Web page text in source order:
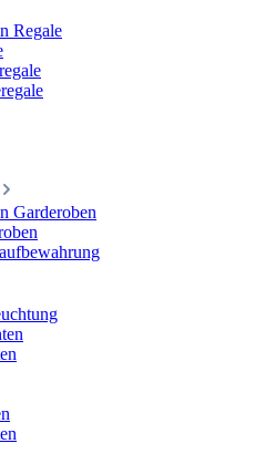
Regale
Garderoben